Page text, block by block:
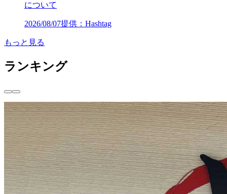
について
2026/08/07提供：Hashtag
もっと見る
ランキング